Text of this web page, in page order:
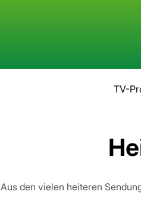
TV-
Aus den vielen heiteren